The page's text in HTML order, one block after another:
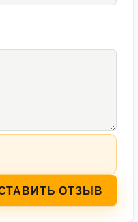
ОТЗЫВ